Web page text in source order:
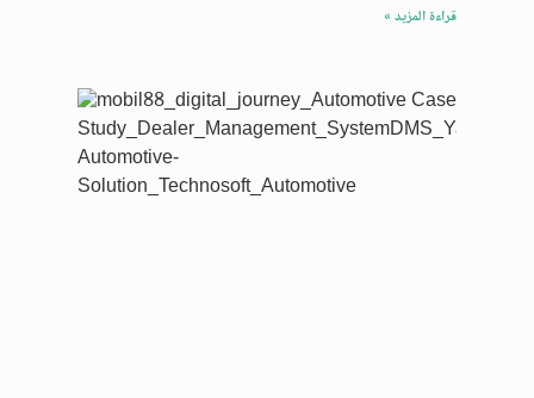
قراءة المزيد »